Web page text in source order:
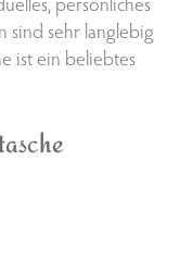
sind sehr langlebig
ist ein beliebtes